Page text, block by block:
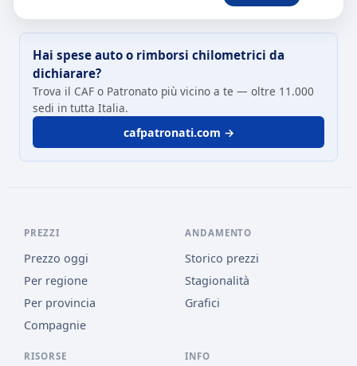
Hai spese auto o rimborsi chilometrici da
dichiarare?
Trova il CAF o Patronato più vicino a te — oltre 11.000
sedi in tutta Italia.
cafpatronati.com →
PREZZI
Prezzo oggi
Per regione
Per provincia
Compagnie
ANDAMENTO
Storico prezzi
Stagionalità
Grafici
RISORSE INFO